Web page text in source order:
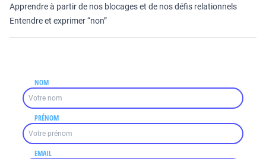
Apprendre à partir de nos blocages et de nos défis relationnels
Entendre et exprimer “non”
NOM
PRÉNOM
EMAIL